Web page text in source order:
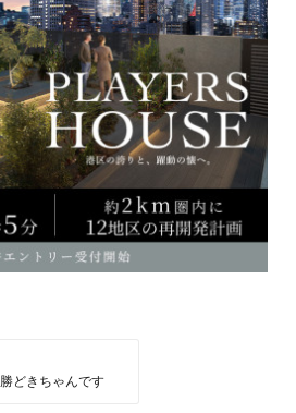
勝どきちゃんです